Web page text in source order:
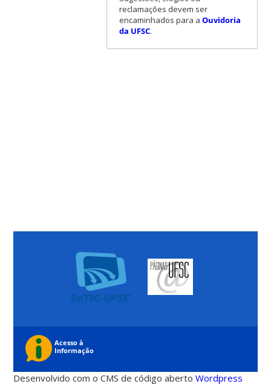
reclamações devem ser
encaminhados para a Ouvidoria
da UFSC.
Desenvolvido com o CMS de código abertoWordpress